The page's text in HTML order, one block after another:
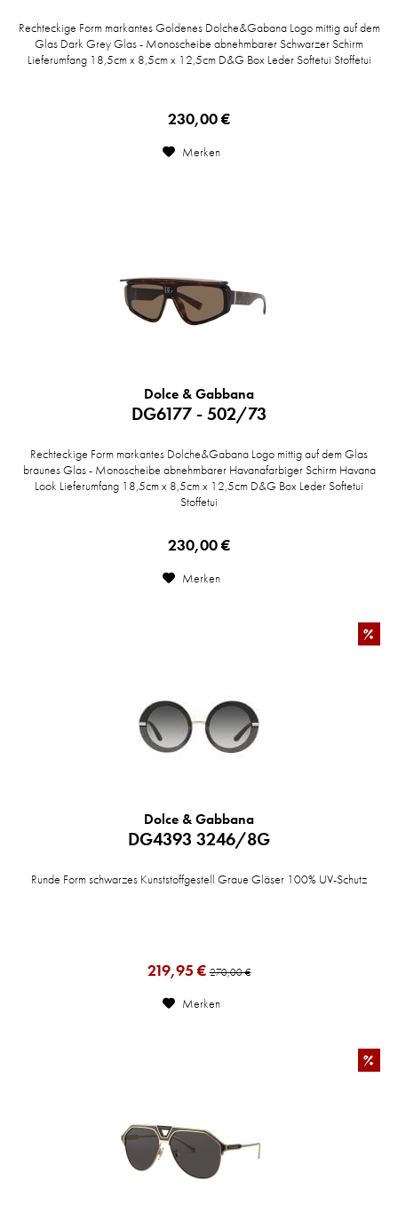
Rechteckige Form markantes Goldenes Dolche&Gabana Logo mittig auf dem
Glas Dark Grey Glas - Monoscheibe abnehmbarer Schwarzer Schirm
Lieferumfang 18,5cm x 8,5cm x 12,5cm D&G Box Leder Softetui Stoffetui
230,00 €
Merken
Dolce & Gabbana
DG6177 - 502/73
Rechteckige Form markantes Dolche&Gabana Logo mittig auf dem Glas
braunes Glas - Monoscheibe abnehmbarer Havanafarbiger Schirm Havana
Look Lieferumfang 18,5cm x 8,5cm x 12,5cm D&G Box Leder Softetui
Stoffetui
230,00 €
Merken
%
Dolce & Gabbana
DG4393 3246/8G
Runde Form schwarzes Kunststoffgestell Graue Gläser 100% UV-Schutz
219,95 € 270,00 €
Merken
%